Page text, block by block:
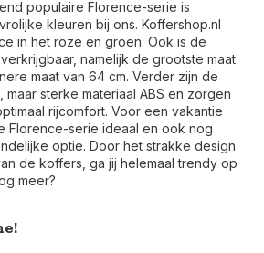
populaire Florence-serie is
kleuren bij ons. Koffershop.nl
in het roze en groen. Ook is de
namelijk de grootste maat
maat van 64 cm. Verder zijn de
sterke materiaal ABS en zorgen
rijcomfort. Voor een vakantie
Florence-serie ideaal en ook nog
optie. Door het strakke design
de koffers, ga jij helemaal trendy op
meer?